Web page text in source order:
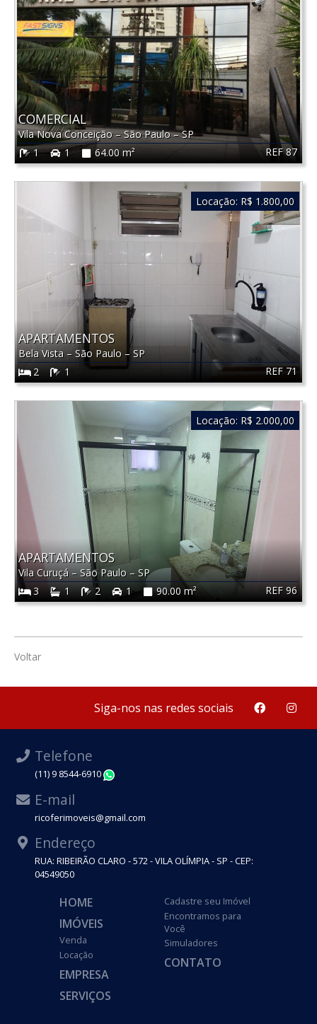
REF 87
COMERCIAL
Vila Nova Conceição–São Paulo–SP
1
1 64.00 m²
REF 71
APARTAMENTOS
Bela Vista – São Paulo – SP
2
1
Locação: R$ 1.800,00
REF 96
APARTAMENTOS
Vila Curuçá–São Paulo – SP
3
1 2 1 90.00 m²
Locação: R$ 2.000,00
Voltar
Siga-nos nas redes sociais
Telefone
(11) 9 8544-6910
E-mail
ricoferimoveis@gmail.com
Endereço
RUA: RIBEIRÃO CLARO - 572 - VILA OLÍMPIA - SP - CEP:
04549050
HOME
IMÓVEIS
Venda
Locação
EMPRESA
SERVIÇOS
Cadastre seu Imóvel
Encontramos para
Você
Simuladores
CONTATO